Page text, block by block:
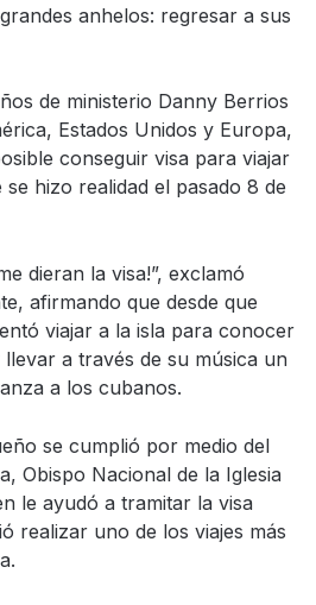
anhelos: regresar a sus
de ministerio Danny Berrios
Estados Unidos y Europa,
conseguir visa para viajar
hizo realidad el pasado 8 de
dieran la visa!”, exclamó
afirmando que desde que
viajar a la isla para conocer
a través de su música un
a los cubanos.
se cumplió por medio del
Obispo Nacional de la Iglesia
le ayudó a tramitar la visa
realizar uno de los viajes más